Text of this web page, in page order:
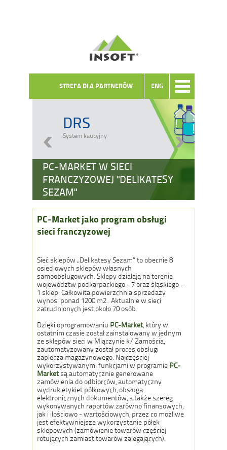
ENG
STREFA DLA PARTNERÓW
PC-MARKET W SIECI
FRANCZYZOWEJ "DELIKATESY
SEZAM"
DRS
System kaucyjny
PC-Market jako program obsługi
sieci franczyzowej
Sieć sklepów „Delikatesy Sezam” to obecnie 8
osiedlowych sklepów własnych
samoobsługowych. Sklepy działają na terenie
województw podkarpackiego - 7 oraz śląskiego -
1 sklep. Całkowita powierzchnia sprzedaży
wynosi ponad 1200 m2. Aktualnie w sieci
zatrudnionych jest około 70 osób.
Dzięki oprogramowaniu PC-Market , który w
ostatnim czasie został zainstalowany w jednym
ze sklepów sieci w Miączynie k/ Zamościa,
zautomatyzowany został proces obsługi
zaplecza magazynowego. Najczęściej
wykorzystywanymi funkcjami w programie PC-
Market są automatycznie generowane
zamówienia do odbiorców, automatyczny
wydruk etykiet półkowych, obsługa
elektronicznych dokumentów, a także szereg
wykonywanych raportów zarówno finansowych,
jak i ilościowo - wartościowych, przez co możliwe
jest efektywniejsze wykorzystanie półek
sklepowych (zamówienie towarów częściej
rotujących zamiast towarów zalegających).